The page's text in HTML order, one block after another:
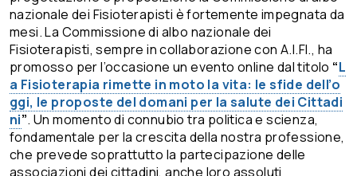
nazionale dei Fisioterapisti è fortemente impegnata da
mesi. La Commissione di albo nazionale dei
Fisioterapisti, sempre in collaborazione con A.I.FI., ha
promosso per l’occasione un evento online dal titolo “L
a Fisioterapia rimette in moto la vita: le sfide dell’o
ggi, le proposte del domani per la salute dei Cittadi
ni”. Un momento di connubio tra politica e scienza,
fondamentale per la crescita della nostra professione,
che prevede soprattutto la partecipazione delle
associazioni dei cittadini, anche loro assoluti